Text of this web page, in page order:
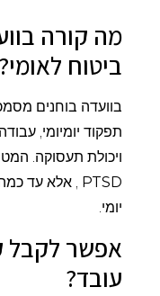
מה קורה
ביטוח לאומי?
בוועדה בוחנים
תפקוד יומיומי,
ויכולת תעסוקה.
PTSD , אלא עד
יומי.
אפשר לקבל
עובד?